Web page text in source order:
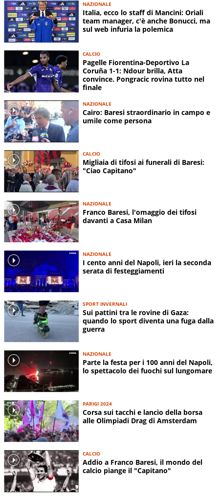
NAZIONALE
Italia, ecco lo staff di Mancini: Oriali
team manager, c'è anche Bonucci, ma
sul web infuria la polemica
CALCIO
Pagelle Fiorentina-Deportivo La
Coruña 1-1: Ndour brilla, Atta
convince. Pongracic rovina tutto nel
finale
NAZIONALE
Cairo: Baresi straordinario in campo e
umile come persona
CALCIO
Migliaia di tifosi ai funerali di Baresi:
"Ciao Capitano"
NAZIONALE
Franco Baresi, l'omaggio dei tifosi
davanti a Casa Milan
NAZIONALE
I cento anni del Napoli, ieri la seconda
serata di festeggiamenti
SPORT INVERNALI
Sui pattini tra le rovine di Gaza:
quando lo sport diventa una fuga dalla
guerra
NAZIONALE
Parte la festa per i 100 anni del Napoli,
lo spettacolo dei fuochi sul lungomare
PARIGI 2024
Corsa sui tacchi e lancio della borsa
alle Olimpiadi Drag di Amsterdam
CALCIO
Addio a Franco Baresi, il mondo del
calcio piange il "Capitano"